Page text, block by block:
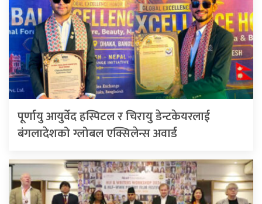
पूर्णायु आयुर्वेद हस्पिटल र चिरायु डेन्टकेयरलाई
बंगलादेशको ग्लोबल एक्सिलेन्स अवार्ड